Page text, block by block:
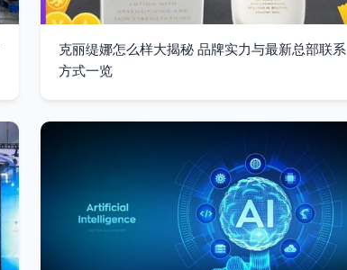
克丽缇娜怎么样大揭秘 品牌实力与最新总部联系
方式一览